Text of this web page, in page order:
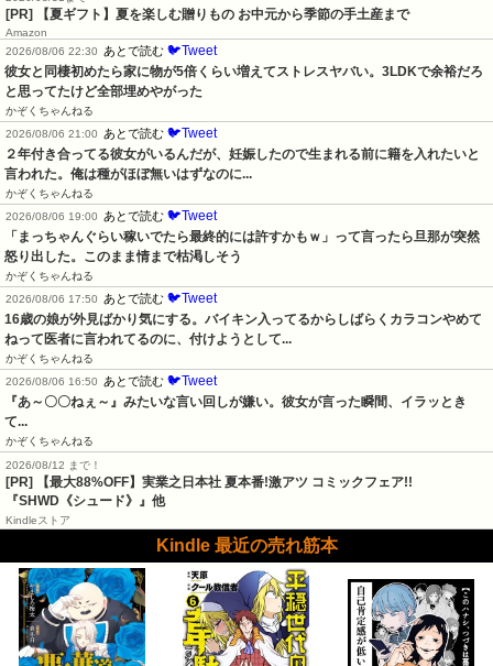
[PR] 【夏ギフト】夏を楽しむ贈りもの お中元から季節の手土産まで
Amazon
2026/08/06 22:30
あとで読む 🐦Tweet
彼女と同棲初めたら家に物が5倍くらい増えてストレスヤバい。3LDKで余裕だろ
と思ってたけど全部埋めやがった
かぞくちゃんねる
2026/08/06 21:00
あとで読む 🐦Tweet
２年付き合ってる彼女がいるんだが、妊娠したので生まれる前に籍を入れたいと
言われた。俺は種がほぼ無いはずなのに...
かぞくちゃんねる
2026/08/06 19:00
あとで読む 🐦Tweet
「まっちゃんぐらい稼いでたら最終的には許すかもｗ」って言ったら旦那が突然
怒り出した。このまま情まで枯渇しそう
かぞくちゃんねる
2026/08/06 17:50
あとで読む 🐦Tweet
16歳の娘が外見ばかり気にする。バイキン入ってるからしばらくカラコンやめて
ねって医者に言われてるのに、付けようとして...
かぞくちゃんねる
2026/08/06 16:50
あとで読む 🐦Tweet
『あ～〇〇ねぇ～』みたいな言い回しが嫌い。彼女が言った瞬間、イラッとき
て...
かぞくちゃんねる
2026/08/12 まで！
[PR] 【最大88%OFF】実業之日本社 夏本番!激アツ コミックフェア!!
『SHWD《シュード》』他
Kindleストア
Kindle 最近の売れ筋本